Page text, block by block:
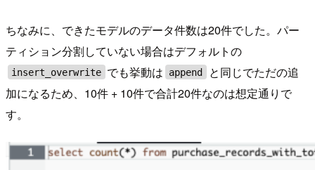
ちなみに、できたモデルのデータ件数は20件でした。パー
ティション分割していない場合はデフォルトの
insert_overwrite でも挙動は append
と同じでただの追
加になるため、10件 + 10件で合計20件なのは想定通りで
す。